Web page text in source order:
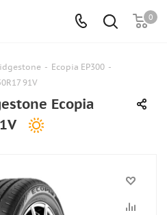
0
- Ecopia EP300 -
91V
Ecopia